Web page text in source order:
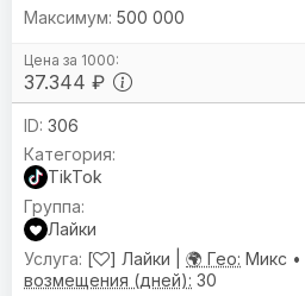
37.344 ₽
500 000
306
TikTok
Лайки
[
] Лайки | 🌍 Гео: Микс •
возмещения (дней): 30